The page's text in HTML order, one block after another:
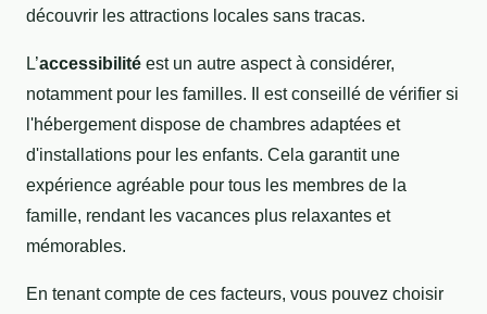
découvrir les attractions locales sans tracas.
L’accessibilité est un autre aspect à considérer,
notamment pour les familles. Il est conseillé de vérifier si
l'hébergement dispose de chambres adaptées et
d'installations pour les enfants. Cela garantit une
expérience agréable pour tous les membres de la
famille, rendant les vacances plus relaxantes et
mémorables.
En tenant compte de ces facteurs, vous pouvez choisir